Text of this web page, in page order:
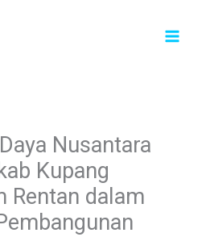
Nusantara
Kupang
Rentan dalam